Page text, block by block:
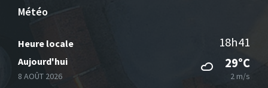
Météo
Heure locale 18h41
Aujourd'hui
8 AOÛT 2026
29°C
2 m/s